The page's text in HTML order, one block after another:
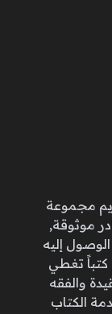
مجموعة
موثوقة,
إليه
كتباً تغطي
والفقه
الكتاب